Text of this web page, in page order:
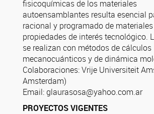
fisicoquímicas de los materiales
autoensamblantes resulta esencial
racional y programado de
propiedades de interés tecnológico.
se realizan con métodos de cálculos
mecanocuánticos y de dinámica
Colaboraciones: Vrije Universiteit
Amsterdam)
Email: glaurasosa@yahoo.com.ar
PROYECTOS VIGENTES